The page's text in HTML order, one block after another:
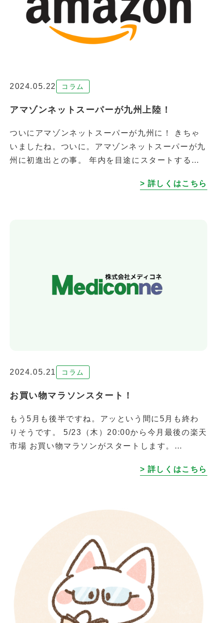
2024.05.22 コラム
アマゾンネットスーパーが九州上陸！
ついにアマゾンネットスーパーが九州に！ きちゃ
いましたね。ついに。アマゾンネットスーパーが九
州に初進出との事。 年内を目途にスタートするそ
われるようです。 福岡市とその周辺に […]
> 詳しくはこちら
2024.05.21 コラム
お買い物マラソンスタート！
もう5月も後半ですね。アッという間に5月も終わ
りそうです。 5/23（木）20:00から今月最後の楽天
市場 お買い物マラソンがスタートします。
> 詳しくはこちら